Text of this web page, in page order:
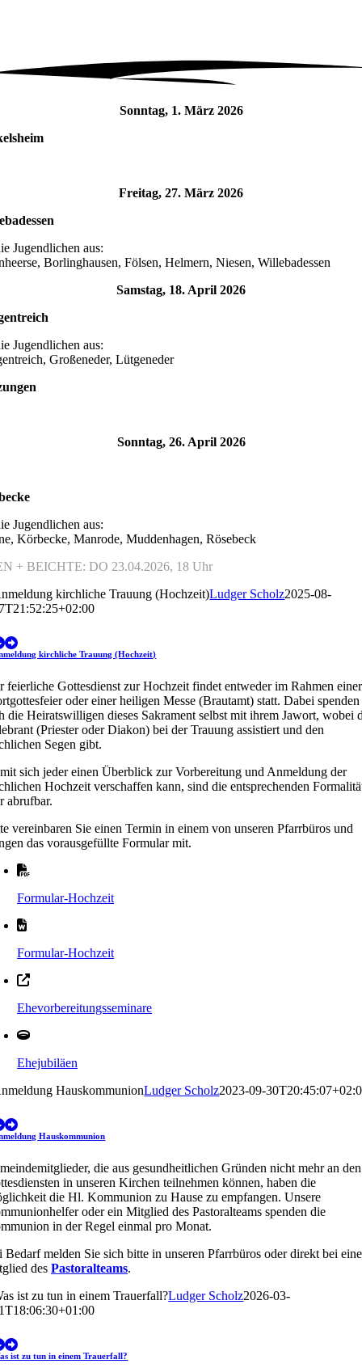
Sonntag, 1. März 2026
Freitag, 27. März 2026
Jugendlichen aus:
Borlinghausen, Fölsen, Helmern, Niesen, Willebadessen
Samstag, 18. April 2026
Jugendlichen aus:
Großeneder, Lütgeneder
Sonntag, 26. April 2026
Jugendlichen aus:
Körbecke, Manrode, Muddenhagen, Rösebeck
+ BEICHTE: DO 23.04.2026, 18 Uhr
kirchliche Trauung (Hochzeit)Ludger Scholz2025-08-
kirchliche Trauung (Hochzeit)
feierliche Gottesdienst zur Hochzeit findet entweder im Rahmen einer
oder einer heiligen Messe (Brautamt) statt. Dabei spenden
die Heiratswilligen dieses Sakrament selbst mit ihrem Jawort, wobei
(Priester oder Diakon) bei der Trauung assistiert und den
Segen gibt.
sich jeder einen Überblick zur Vorbereitung und Anmeldung der
Hochzeit verschaffen kann, sind die entsprechenden
abrufbar.
vereinbaren Sie einen Termin in einem von unseren Pfarrbüros und
das vorausgefüllte Formular mit.
Formular-Hochzeit
Formular-Hochzeit
Ehevorbereitungsseminare
Ehejubiläen
HauskommunionLudger Scholz2023-09-
Hauskommunion
die aus gesundheitlichen Gründen nicht mehr an den
in unseren Kirchen teilnehmen können, haben die
die Hl. Kommunion zu Hause zu empfangen. Unsere
oder ein Mitglied des Pastoralteams spenden die
in der Regel einmal pro Monat.
Bedarf melden Sie sich bitte in unseren Pfarrbüros oder direkt bei
desPastoralteams.
ist zu tun in einem Trauerfall?Ludger Scholz2026-03-
ist zu tun in einem Trauerfall?